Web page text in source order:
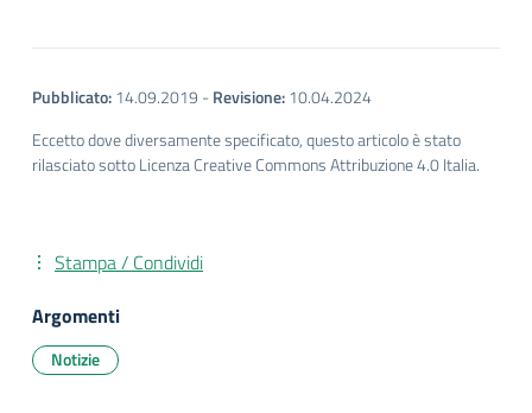
Pubblicato:14.09.2019 -Revisione:10.04.2024
Eccetto dove diversamente specificato, questo articolo è stato
rilasciato sotto Licenza Creative Commons Attribuzione 4.0 Italia.
Stampa / Condividi
Argomenti
Notizie